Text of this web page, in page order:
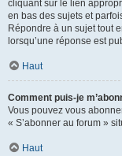
cliquant sur le lien
en bas des sujets et
Répondre à un sujet tout
lorsqu’une réponse est
Haut
Comment puis-je
Vous pouvez vous
« S’abonner au forum »
Haut